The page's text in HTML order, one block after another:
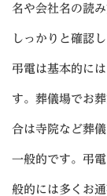
名や会社名の読
しっかりと確認
弔電は基本的に
す。葬儀場でお
合は寺院など葬
一般的です。弔
般的には多くお